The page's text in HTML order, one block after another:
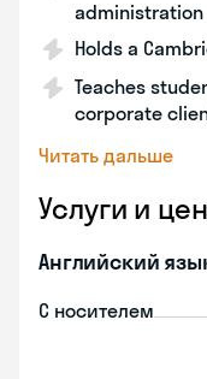
administration
Holds a
Teaches
corporate
Читать дальше
Услуги и
Английский
С носителем